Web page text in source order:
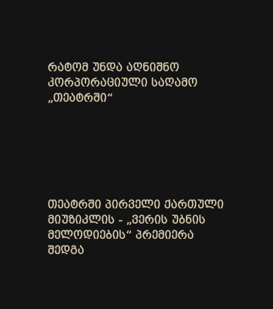
ᲠᲐᲢᲝᲛ ᲣᲜᲓᲐ ᲐᲦᲜᲘᲨᲜᲝ
ᲙᲝᲠᲞᲝᲠᲐᲪᲘᲣᲚᲘ ᲡᲐᲦᲐᲛᲝ
„ᲗᲔᲐᲢᲠᲨᲘ“
ᲗᲔᲐᲢᲠᲨᲘ ᲞᲘᲠᲕᲔᲚᲘ ᲥᲐᲠᲗᲣᲚᲘ
ᲛᲘᲣᲖᲘᲙᲚᲘᲡ - „ᲕᲔᲠᲘᲡ ᲣᲑᲜᲘᲡ
ᲛᲔᲚᲝᲓᲘᲔᲑᲘᲡ“ ᲞᲠᲔᲛᲘᲔᲠᲐ
ᲨᲔᲓᲒᲐ